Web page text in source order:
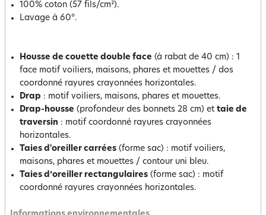
100% coton (57 fils/cm²).
Lavage à 60°.
Housse de couette double face (à rabat de 40 cm) : 1
face motif voiliers, maisons, phares et mouettes / dos
coordonné rayures crayonnées horizontales.
Drap : motif voiliers, maisons, phares et mouettes.
Drap-housse (profondeur des bonnets 28 cm) et taie de
traversin : motif coordonné rayures crayonnées
horizontales.
Taies d'oreiller carrées (forme sac) : motif voiliers,
maisons, phares et mouettes / contour uni bleu.
Taies d’oreiller rectangulaires (forme sac) : motif
coordonné rayures crayonnées horizontales.